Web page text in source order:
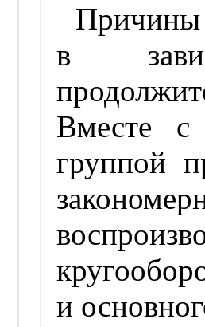
Причины
в
Вместе с
группой
и